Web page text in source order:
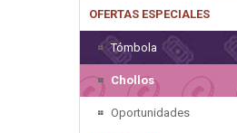
OFERTAS ESPECIALES
Tómbola
Chollos
Oportunidades